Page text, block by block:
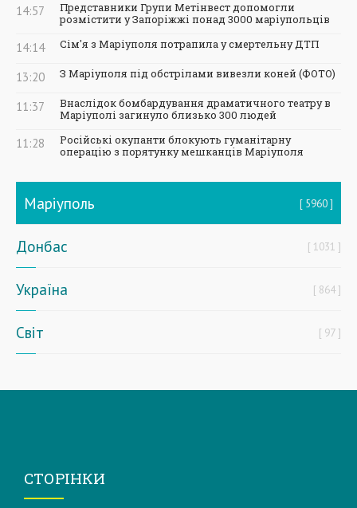
14:57
Представники Групи Метінвест допомогли
розмістити у Запоріжжі понад 3000 маріупольців
14:14 Сім'я з Маріуполя потрапила у смертельну ДТП
13:20 З Маріуполя під обстрілами вивезли коней (ФОТО)
11:37
Внаслідок бомбардування драматичного театру в
Маріуполі загинуло близько 300 людей
11:28
Російські окупанти блокують гуманітарну
операцію з порятунку мешканців Маріуполя
Маріуполь 5960
Донбас 1031
Україна 864
Світ 97
СТОРІНКИ